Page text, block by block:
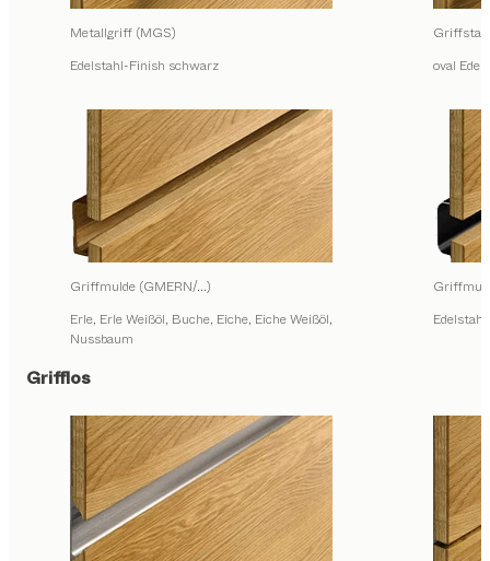
Metallgriff (MGS)
Edelstahl-Finish schwarz
oval
Griffmulde (GMERN/...)
Erle, Erle Weißöl, Buche, Eiche, Eiche Weißöl,
Nussbaum
Grifflos